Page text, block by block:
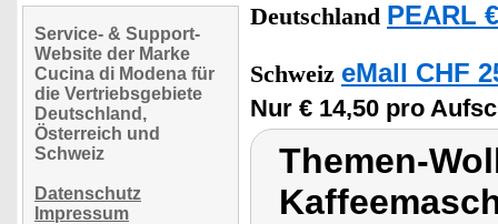
Service- & Support-
Website der Marke
Cucina di Modena für
die Vertriebsgebiete
Deutschland,
Österreich und
Schweiz
Datenschutz
Impressum
Deutschland PEARL
Schweiz eMall CHF
Nur € 14,50 pro
Themen-